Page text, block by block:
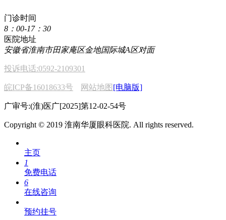
门诊时间
8：00-17：30
医院地址
安徽省淮南市田家庵区金地国际城A区对面
投诉电话:0592-2109301
皖ICP备16018633号 网站地图 [电脑版]
广审号:(淮)医广[2025]第12-02-54号
Copyright © 2019 淮南华厦眼科医院. All rights reserved.
主页
1
免费电话
6
在线咨询
预约挂号